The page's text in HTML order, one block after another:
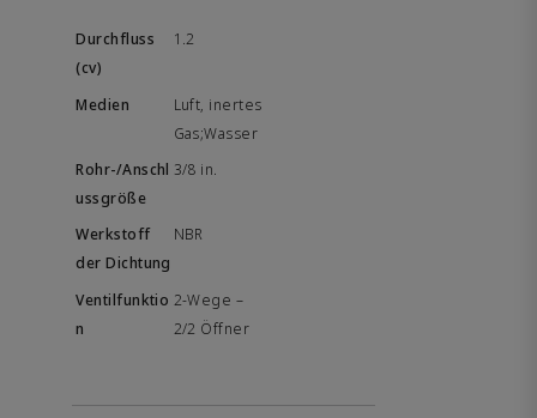
1.2
Luft, inertes
Gas;Wasser
3/8 in.
NBR
2-Wege –
2/2 Öffner